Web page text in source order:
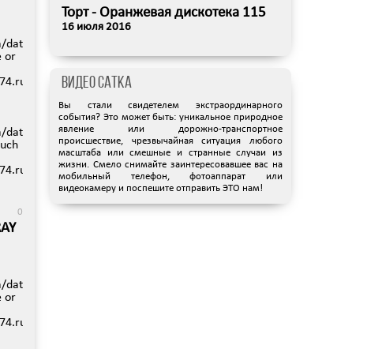
protected/views/mobreporter/index.php
www/satka74.ru/images/video/94-
protected/views/mobreporter/index.php
0
www/satka74.ru/images/video/91.jpg):
or
protected/views/mobreporter/index.php
www/satka74.ru/images/video/91-
protected/views/mobreporter/index.php
0
www/satka74.ru/images/video/86.jpg):
or
protected/views/mobreporter/index.php
Торт - Оранжевая дискотека 115
16 июля 2016
Видео Сатка
Вы стали свидетелем экстраординарного
события? Это может быть: уникальное природное
явление или дорожно-транспортное
происшествие, чрезвычайная ситуация любого
масштаба или смешные и странные случаи из
жизни. Смело снимайте заинтересовавшее вас на
мобильный телефон, фотоаппарат или
видеокамеру и поспешите отправить ЭТО нам!